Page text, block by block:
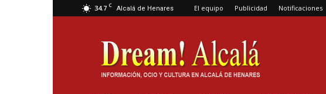
34.7 C Alcalá de Henares El equipo Publicidad Notificaciones
Dream
Alcalá